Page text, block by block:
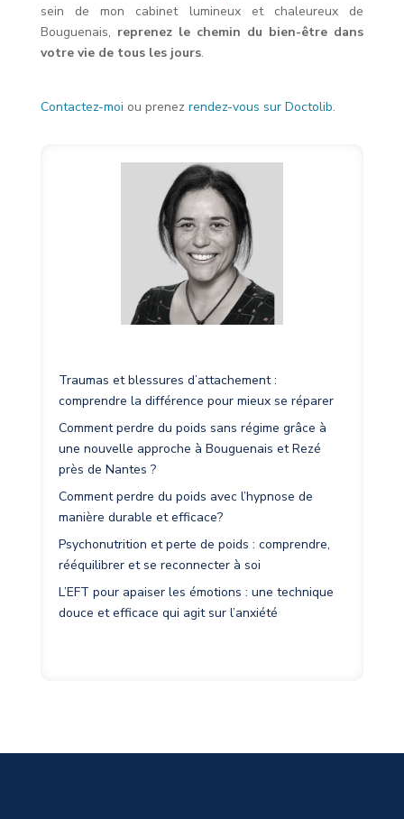
sein de mon cabinet lumineux et chaleureux de
Bouguenais, reprenez le chemin du bien-être dans
votre vie de tous les jours.
Contactez-moi ou prenez rendez-vous sur Doctolib.
Traumas et blessures d’attachement :
comprendre la différence pour mieux se réparer
Comment perdre du poids sans régime grâce à
une nouvelle approche à Bouguenais et Rezé
près de Nantes ?
Comment perdre du poids avec l’hypnose de
manière durable et efficace?
Psychonutrition et perte de poids : comprendre,
rééquilibrer et se reconnecter à soi
L’EFT pour apaiser les émotions : une technique
douce et efficace qui agit sur l’anxiété